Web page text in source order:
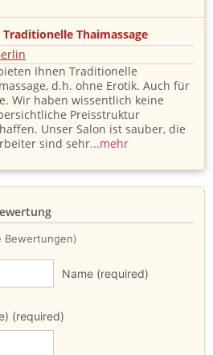
Traditionelle Thaimassage
Ihnen Traditionelle
d.h. ohne Erotik. Auch für
Wir haben wissentlich keine
Preisstruktur
Unser Salon ist sauber, die
sind sehr...mehr
Bewertungen)
Name (required)
(required)